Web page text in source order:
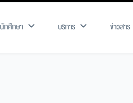
นักศึกษา บริการ ข่าวสาร